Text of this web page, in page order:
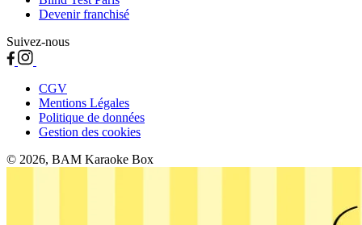
Devenir franchisé
Suivez-nous
CGV
Mentions Légales
Politique de données
Gestion des cookies
© 2026, BAM Karaoke Box